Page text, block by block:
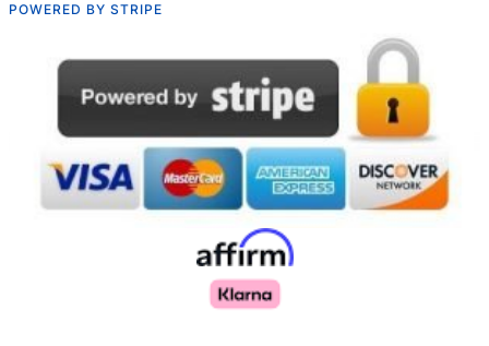
POWERED BY STRIPE